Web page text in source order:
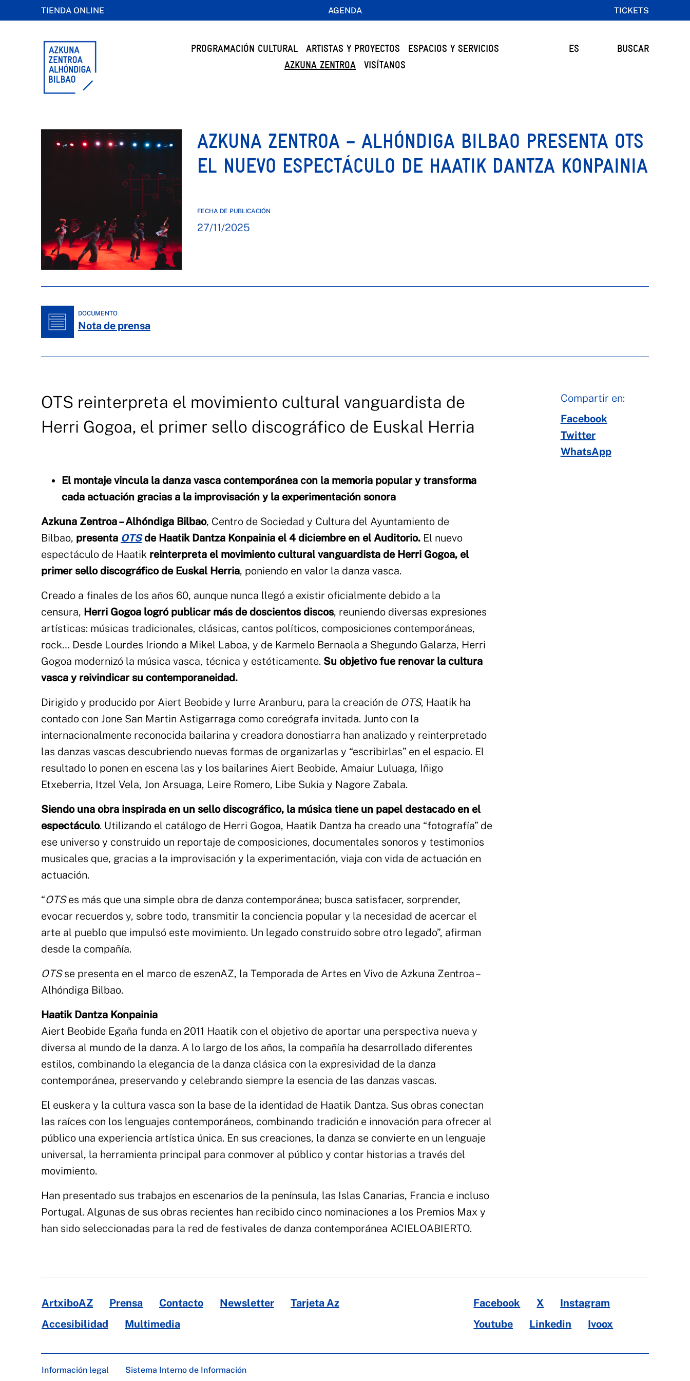
TIENDA ONLINE AGENDA TICKETS
PROGRAMACIÓN CULTURAL ARTISTAS Y PROYECTOS
ESPACIOS Y SERVICIOS
AZKUNA ZENTROA
VISÍTANOS
ES BUSCAR
AZKUNA ZENTROA – ALHÓNDIGA BILBAO PRESENTA OTS
EL NUEVO ESPECTÁCULO DE HAATIK DANTZA KONPAINIA
FECHA DE PUBLICACIÓN
27/11/2025
DOCUMENTO
Nota de prensa
OTS reinterpreta el movimiento cultural vanguardista de
Herri Gogoa, el primer sello discográfico de Euskal Herria
El montaje vincula la danza vasca contemporánea con la memoria popular y transforma
cada actuación gracias a la improvisación y la experimentación sonora
Azkuna Zentroa – Alhóndiga Bilbao, Centro de Sociedad y Cultura del Ayuntamiento de
Bilbao, presenta OTSde Haatik Dantza Konpainia el 4 diciembre en el Auditorio. El nuevo
espectáculo de Haatik reinterpreta el movimiento cultural vanguardista de Herri Gogoa, el
primer sello discográfico de Euskal Herria, poniendo en valor la danza vasca.
Creado a finales de los años 60, aunque nunca llegó a existir oficialmente debido a la
censura, Herri Gogoa logró publicar más de doscientos discos, reuniendo diversas expresiones
artísticas: músicas tradicionales, clásicas, cantos políticos, composiciones contemporáneas,
rock… Desde Lourdes Iriondo a Mikel Laboa, y de Karmelo Bernaola a Shegundo Galarza, Herri
Gogoa modernizó la música vasca, técnica y estéticamente. Su objetivo fue renovar la cultura
vasca y reivindicar su contemporaneidad.
Dirigido y producido por Aiert Beobide y Iurre Aranburu, para la creación de OTS, Haatik ha
contado con Jone San Martin Astigarraga como coreógrafa invitada. Junto con la
internacionalmente reconocida bailarina y creadora donostiarra han analizado y reinterpretado
las danzas vascas descubriendo nuevas formas de organizarlas y “escribirlas” en el espacio. El
resultado lo ponen en escena las y los bailarines Aiert Beobide, Amaiur Luluaga, Iñigo
Etxeberria, Itzel Vela, Jon Arsuaga, Leire Romero, Libe Sukia y Nagore Zabala.
Siendo una obra inspirada en un sello discográfico, la música tiene un papel destacado en el
espectáculo. Utilizando el catálogo de Herri Gogoa, Haatik Dantza ha creado una “fotografía” de
ese universo y construido un reportaje de composiciones, documentales sonoros y testimonios
musicales que, gracias a la improvisación y la experimentación, viaja con vida de actuación en
actuación.
“OTSes más que una simple obra de danza contemporánea; busca satisfacer, sorprender,
evocar recuerdos y, sobre todo, transmitir la conciencia popular y la necesidad de acercar el
arte al pueblo que impulsó este movimiento. Un legado construido sobre otro legado”, afirman
desde la compañía.
OTSse presenta en el marco de eszenAZ, la Temporada de Artes en Vivo de Azkuna Zentroa –
Alhóndiga Bilbao.
Haatik Dantza Konpainia
Aiert Beobide Egaña funda en 2011 Haatik con el objetivo de aportar una perspectiva nueva y
diversa al mundo de la danza. A lo largo de los años, la compañía ha desarrollado diferentes
estilos, combinando la elegancia de la danza clásica con la expresividad de la danza
contemporánea, preservando y celebrando siempre la esencia de las danzas vascas.
El euskera y la cultura vasca son la base de la identidad de Haatik Dantza. Sus obras conectan
las raíces con los lenguajes contemporáneos, combinando tradición e innovación para ofrecer al
público una experiencia artística única. En sus creaciones, la danza se convierte en un lenguaje
universal, la herramienta principal para conmover al público y contar historias a través del
movimiento.
Han presentado sus trabajos en escenarios de la península, las Islas Canarias, Francia e incluso
Portugal. Algunas de sus obras recientes han recibido cinco nominaciones a los Premios Max y
han sido seleccionadas para la red de festivales de danza contemporánea ACIELOABIERTO.
Compartir en:
Facebook
Twitter
WhatsApp
ArtxiboAZ Prensa Contacto Newsletter
Tarjeta Az
Accesibilidad
Multimedia
Facebook X
Instagram
Youtube
Linkedin Ivoox
Información legal Sistema Interno de Información